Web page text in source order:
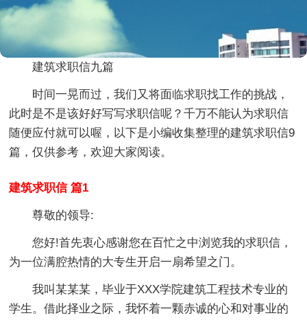
建筑求职信九篇
时间一晃而过，我们又将面临求职找工作的挑战，
此时是不是该好好写写求职信呢？千万不能认为求职信
随便应付就可以喔，以下是小编收集整理的建筑求职信9
篇，仅供参考，欢迎大家阅读。
建筑求职信 篇1
尊敬的领导:
您好!首先衷心感谢您在百忙之中浏览我的求职信，
为一位满腔热情的大专生开启一扇希望之门。
我叫某某某，毕业于XXX学院建筑工程技术专业的
学生。借此择业之际，我怀着一颗赤诚的心和对事业的